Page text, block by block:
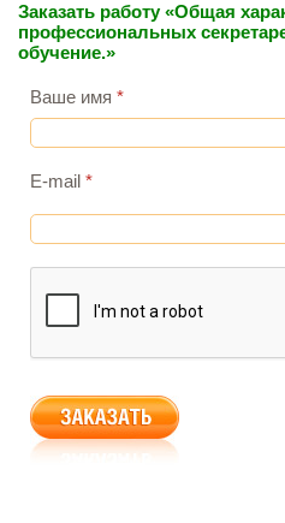
Заказать работу «Общая
профессиональных
обучение.»
Ваше имя *
E-mail *